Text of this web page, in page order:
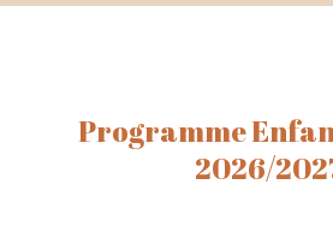
Programme
2026/